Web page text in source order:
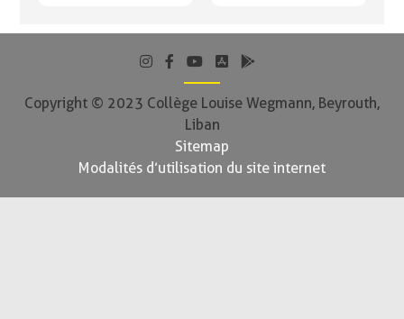
Copyright © 2023 Collège Louise Wegmann, Beyrouth,
Liban
Sitemap
Modalités d’utilisation du site internet